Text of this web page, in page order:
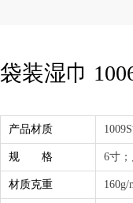
袋装湿巾
产品材质
规 格 6寸
材质克重 160g/